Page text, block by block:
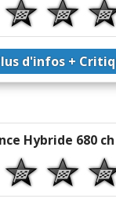
d'infos +
Hybride 680